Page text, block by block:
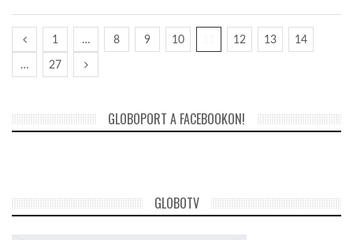
1 … 8 9 10 12 13 14
… 27
GLOBOPORT A FACEBOOKON!
GLOBOTV